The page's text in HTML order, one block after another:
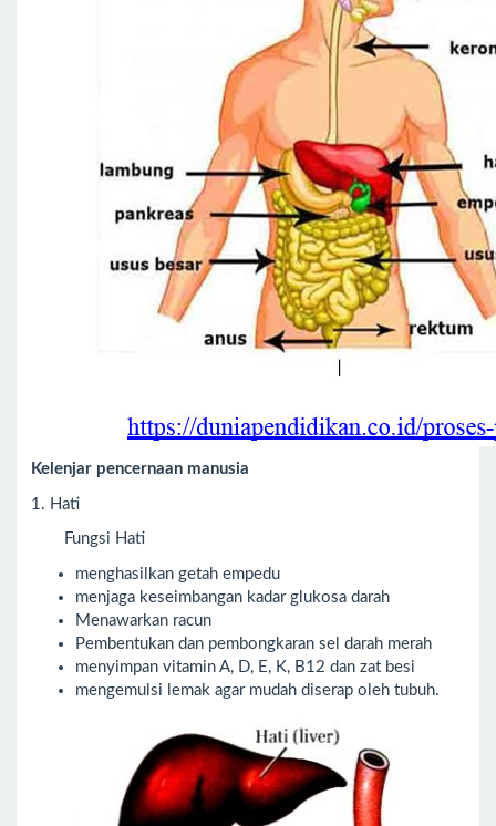
Kelenjar pencernaan manusia
1. Hati
Fungsi Hati
menghasilkan getah empedu
menjaga keseimbangan kadar glukosa darah
Menawarkan racun
Pembentukan dan pembongkaran sel darah merah
menyimpan vitamin A, D, E, K, B12 dan zat besi
mengemulsi lemak agar mudah diserap oleh tubuh.